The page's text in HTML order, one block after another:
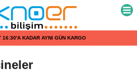
16:30'A KADAR AYNI GÜN KARGO